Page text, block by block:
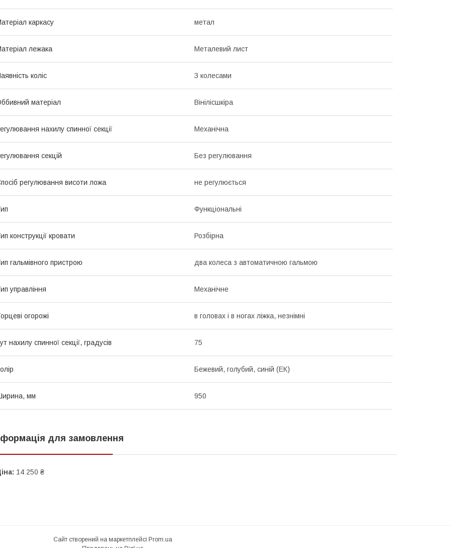
каркасу метал
лежака Металевий лист
коліс З колесами
матеріал Вінілісшкіра
нахилу спинної секції Механічна
секцій Без регулювання
регулювання висоти ложа не регулюється
Функціональні
конструкції кровати Розбірна
гальмівного пристрою два колеса з автоматичною гальмою
управління Механічне
огорожі в головах і в ногах ліжка, незнімні
нахилу спинної секції, градусів 75
Бежевий, голубий, синій (ЕК)
мм 950
для замовлення
14 250 ₴
Сайт створений на маркетплейсі Prom.ua